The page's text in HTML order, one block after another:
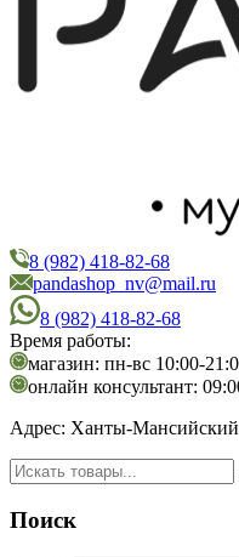
PandaShop
Интернет-магазин
8 (982) 418-82-68
pandashop_nv@mail.ru
8 (982) 418-82-68
Время работы:
магазин: пн-вс 10:00-
онлайн консультант:
Адрес: Ханты-Мансийский
Поиск